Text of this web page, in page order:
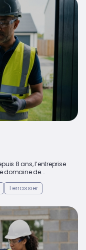
8 ans, l’entreprise
domaine de...
Terrassier